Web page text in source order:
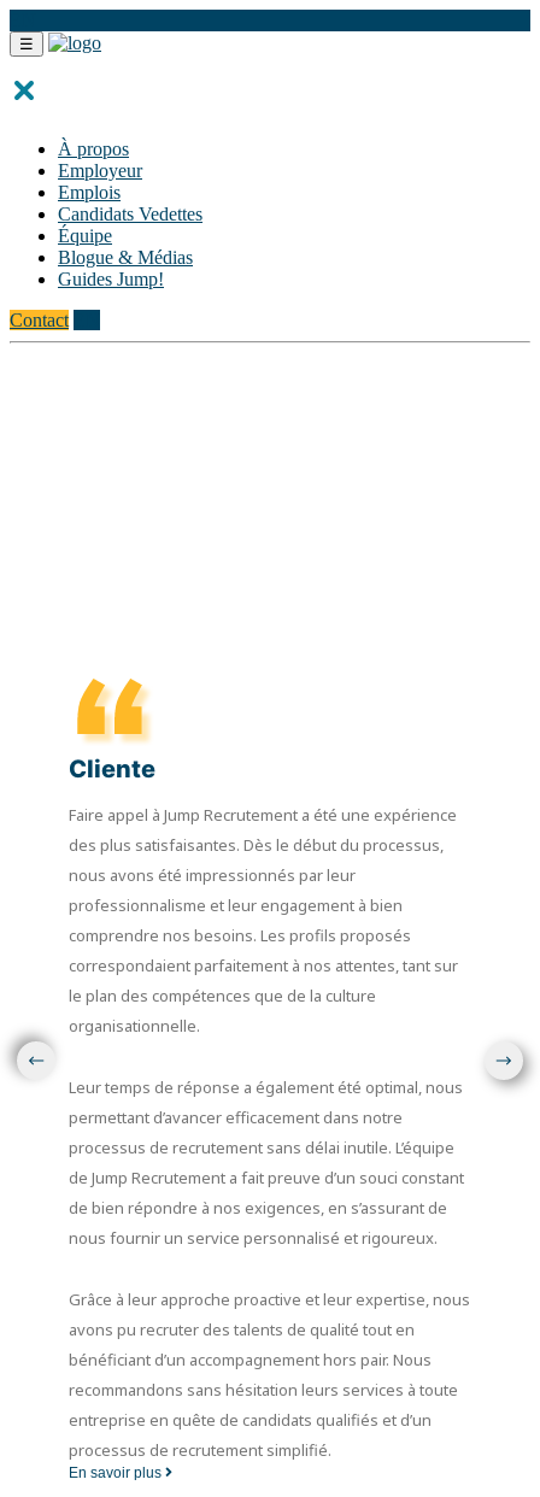
☰
À propos
Employeur
Emplois
Candidats Vedettes
Équipe
Blogue & Médias
Guides Jump!
Contact
Cliente
Faire appel à Jump Recrutement a été une expérience
des plus satisfaisantes. Dès le début du processus,
nous avons été impressionnés par leur
professionnalisme et leur engagement à bien
comprendre nos besoins. Les profils proposés
correspondaient parfaitement à nos attentes, tant sur
le plan des compétences que de la culture
organisationnelle.
Leur temps de réponse a également été optimal, nous
permettant d’avancer efficacement dans notre
processus de recrutement sans délai inutile. L’équipe
de Jump Recrutement a fait preuve d’un souci constant
de bien répondre à nos exigences, en s’assurant de
nous fournir un service personnalisé et rigoureux.
Grâce à leur approche proactive et leur expertise, nous
avons pu recruter des talents de qualité tout en
bénéficiant d’un accompagnement hors pair. Nous
recommandons sans hésitation leurs services à toute
entreprise en quête de candidats qualifiés et d’un
processus de recrutement simplifié.
En savoir plus